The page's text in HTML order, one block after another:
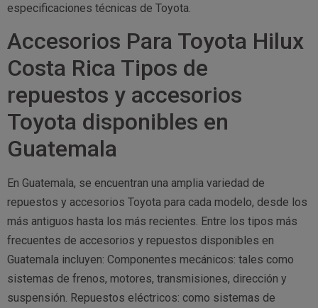
especificaciones técnicas de Toyota.
Accesorios Para Toyota Hilux
Costa Rica Tipos de
repuestos y accesorios
Toyota disponibles en
Guatemala
En Guatemala, se encuentran una amplia variedad de
repuestos y accesorios Toyota para cada modelo, desde los
más antiguos hasta los más recientes. Entre los tipos más
frecuentes de accesorios y repuestos disponibles en
Guatemala incluyen: Componentes mecánicos: tales como
sistemas de frenos, motores, transmisiones, dirección y
suspensión. Repuestos eléctricos: como sistemas de